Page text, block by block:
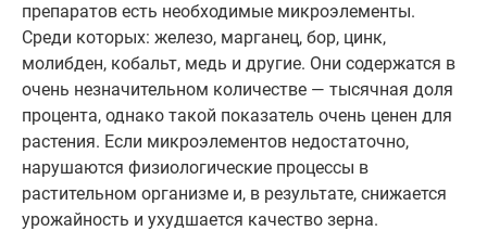
препаратов есть необходимые микроэлементы.
Среди которых: железо, марганец, бор, цинк,
молибден, кобальт, медь и другие. Они содержатся в
очень незначительном количестве — тысячная доля
процента, однако такой показатель очень ценен для
растения. Если микроэлементов недостаточно,
нарушаются физиологические процессы в
растительном организме и, в результате, снижается
урожайность и ухудшается качество зерна.